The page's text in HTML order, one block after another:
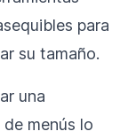
para
su tamaño.
una
menús lo